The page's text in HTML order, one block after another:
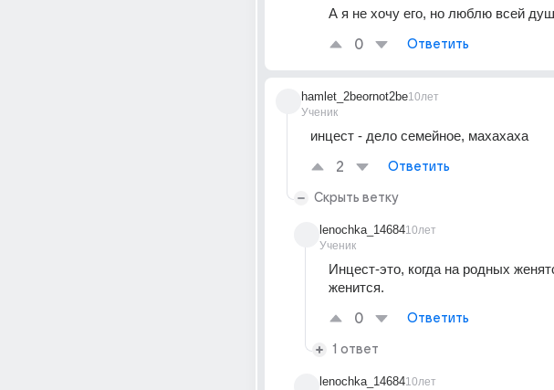
А я не хочу его, но люблю всей
0 Ответить
hamlet_2beornot2be
Ученик
10лет
инцест - дело семейное, махахаха
2 Ответить
Скрыть ветку
lenochka_14684
Ученик
10лет
Инцест-это, когда на родных
женится.
0 Ответить
1 ответ
lenochka_1468410лет